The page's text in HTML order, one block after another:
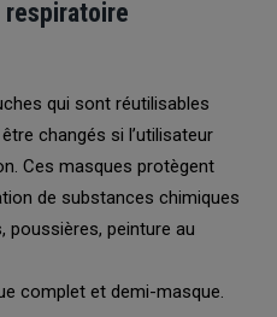
qui sont réutilisables
changés si l’utilisateur
Ces masques protègent
de substances chimiques
poussières, peinture au
complet et demi-masque.